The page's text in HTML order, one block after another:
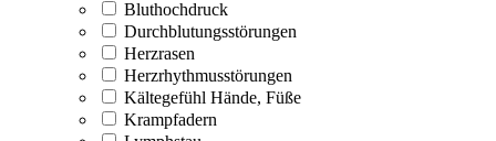
Bluthochdruck
Durchblutungsstörungen
Herzrasen
Herzrhythmusstörungen
Kältegefühl Hände, Füße
Krampfadern